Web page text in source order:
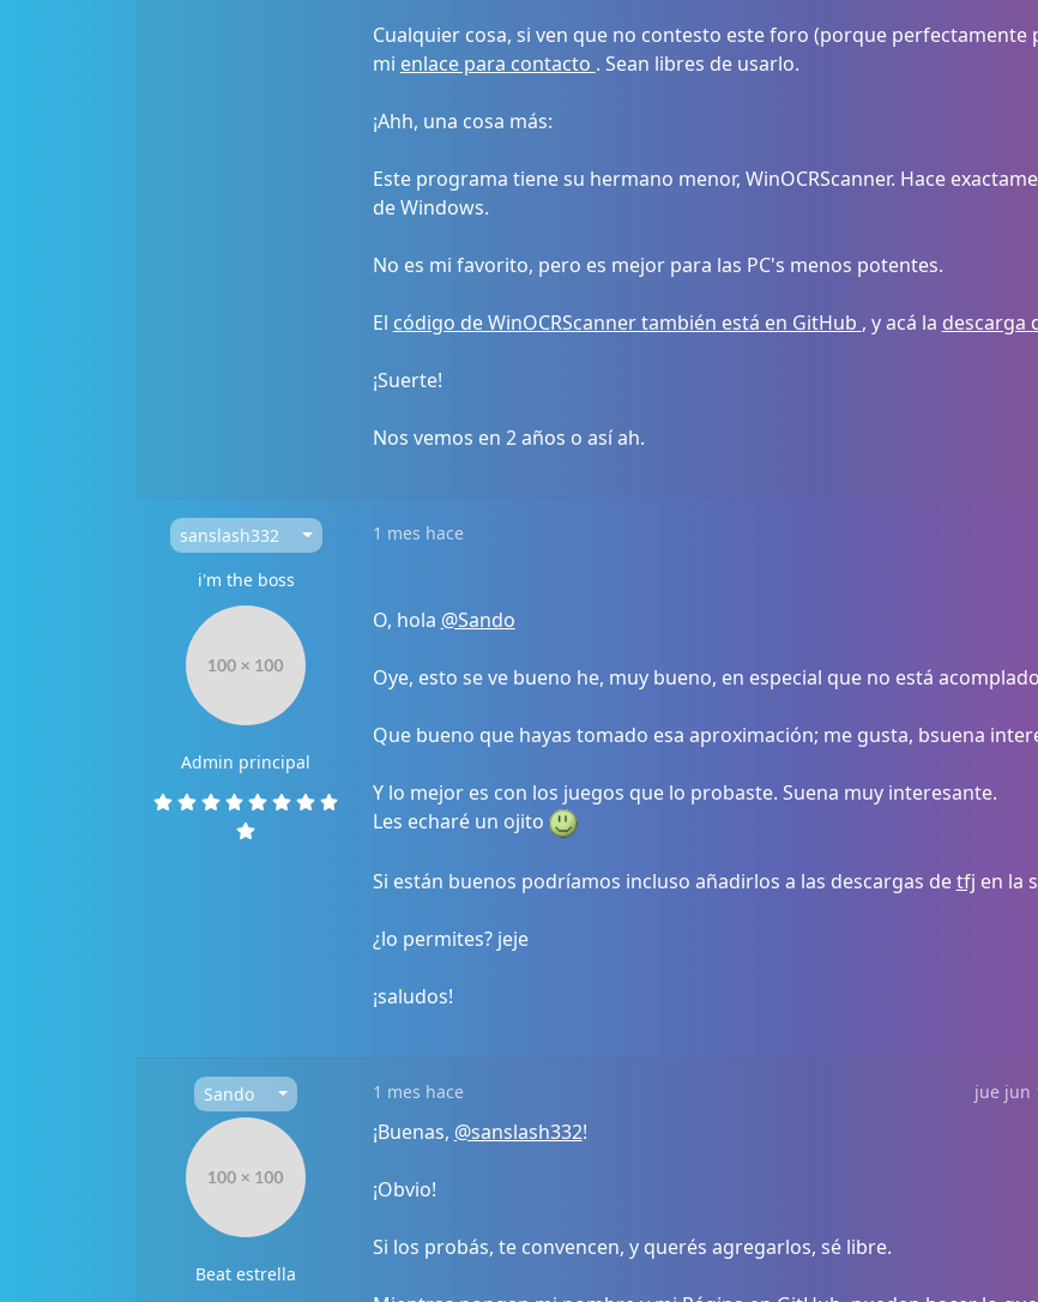
Cualquier cosa, si ven que no contesto este foro (porque perfectamente
mi enlace para contacto . Sean libres de usarlo.
¡Ahh, una cosa más:
Este programa tiene su hermano menor, WinOCRScanner. Hace
de Windows.
No es mi favorito, pero es mejor para las PC's menos potentes.
El código de WinOCRScanner también está en GitHub , y acá la descarga
¡Suerte!
Nos vemos en 2 años o así ah.
sanslash332
i'm the boss
1 mes hace
Admin principal
O, hola @Sando
Oye, esto se ve bueno he, muy bueno, en especial que no está
Que bueno que hayas tomado esa aproximación; me gusta, bsuena
Y lo mejor es con los juegos que lo probaste. Suena muy interesante.
Les echaré un ojito
Si están buenos podríamos incluso añadirlos a las descargas detfj en la
¿lo permites? jeje
¡saludos!
Sando 1 mes hace jue jun
Beat estrella
¡Buenas, @sanslash332!
¡Obvio!
Si los probás, te convencen, y querés agregarlos, sé libre.